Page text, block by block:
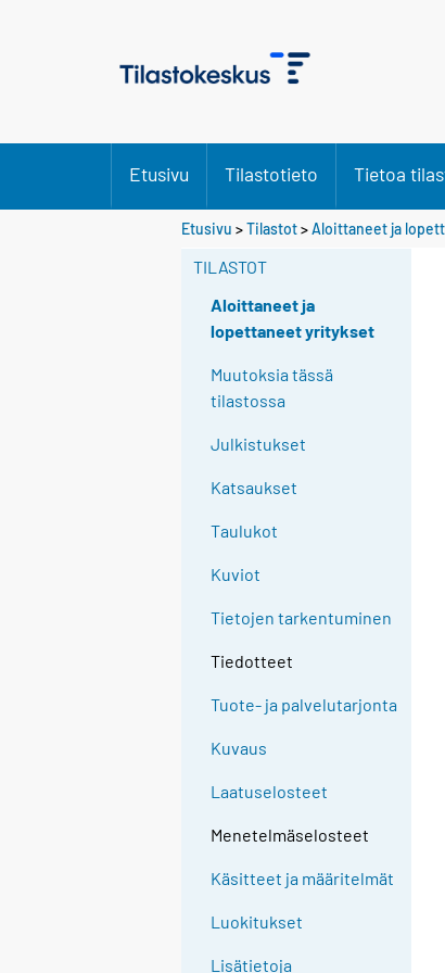
Etusivu Tilastotieto Tietoa
Etusivu >Tilastot>Aloittaneet ja
TILASTOT
Aloittaneet ja
lopettaneet yritykset
Muutoksia tässä
tilastossa
Julkistukset
Katsaukset
Taulukot
Kuviot
Tietojen tarkentuminen
Tiedotteet
Tuote- ja palvelutarjonta
Kuvaus
Laatuselosteet
Menetelmäselosteet
Käsitteet ja määritelmät
Luokitukset
Lisätietoja